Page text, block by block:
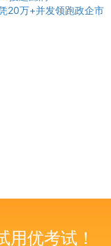
20万+并发领跑政企市
用优考试！